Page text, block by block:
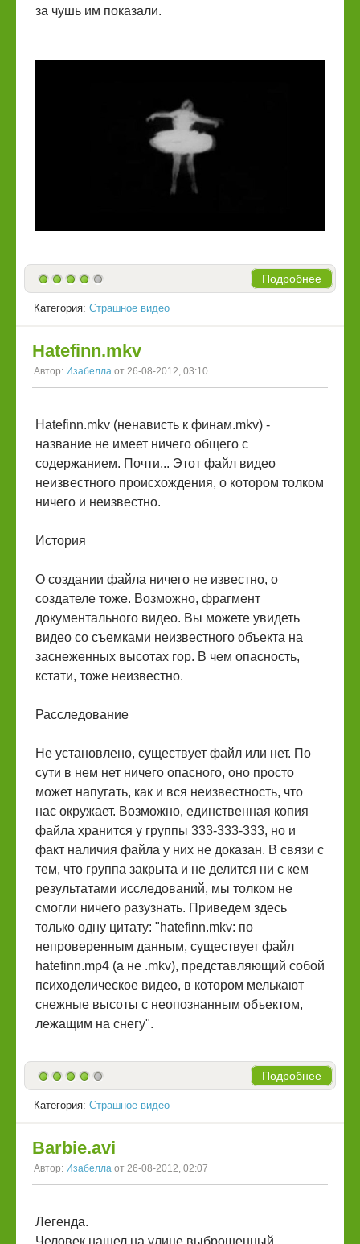
за чушь им показали.
Подробнее
Категория: Страшное видео
Hatefinn.mkv
Автор: Изабелла от 26-08-2012, 03:10
Hatefinn.mkv (ненависть к финам.mkv) -
название не имеет ничего общего с
содержанием. Почти... Этот файл видео
неизвестного происхождения, о котором толком
ничего и неизвестно.
История
О создании файла ничего не известно, о
создателе тоже. Возможно, фрагмент
документального видео. Вы можете увидеть
видео со съемками неизвестного объекта на
заснеженных высотах гор. В чем опасность,
кстати, тоже неизвестно.
Расследование
Не установлено, существует файл или нет. По
сути в нем нет ничего опасного, оно просто
может напугать, как и вся неизвестность, что
нас окружает. Возможно, единственная копия
файла хранится у группы 333-333-333, но и
факт наличия файла у них не доказан. В связи с
тем, что группа закрыта и не делится ни с кем
результатами исследований, мы толком не
смогли ничего разузнать. Приведем здесь
только одну цитату: "hatefinn.mkv: по
непроверенным данным, существует файл
hatefinn.mp4 (а не .mkv), представляющий собой
психоделическое видео, в котором мелькают
снежные высоты с неопознанным объектом,
лежащим на снегу".
Подробнее
Категория: Страшное видео
Barbie.avi
Автор: Изабелла от 26-08-2012, 02:07
Легенда.
Человек нашел на улице выброшенный